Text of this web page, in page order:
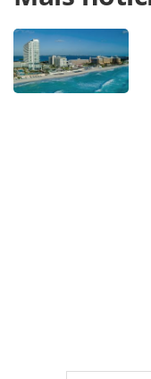
tera-a330s-e-a350s-
em-
página. Todo o
Editora é protegido
autoral. Não